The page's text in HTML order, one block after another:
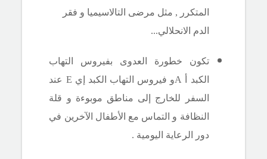
المتكرر , مثل مرضى التالاسيميا و فقر
الدم الانحلالي...
تكون خطورة العدوى بفيروس التهاب
الكبد أ
Aو فيروس التهاب الكبد إي E عند
السفر للخارج إلى مناطق موبوءة و قلة
النظافة و التماس مع الأطفال الآخرين في
دور الرعاية اليومية .